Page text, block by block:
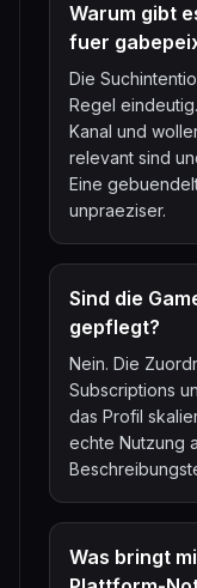
Warum gibt
fuer
Die
Regel
Kanal und
relevant sind
Eine
unpraeziser.
Sind die
gepflegt?
Nein. Die
Subscriptions
das Profil
echte Nutzung
Was bringt